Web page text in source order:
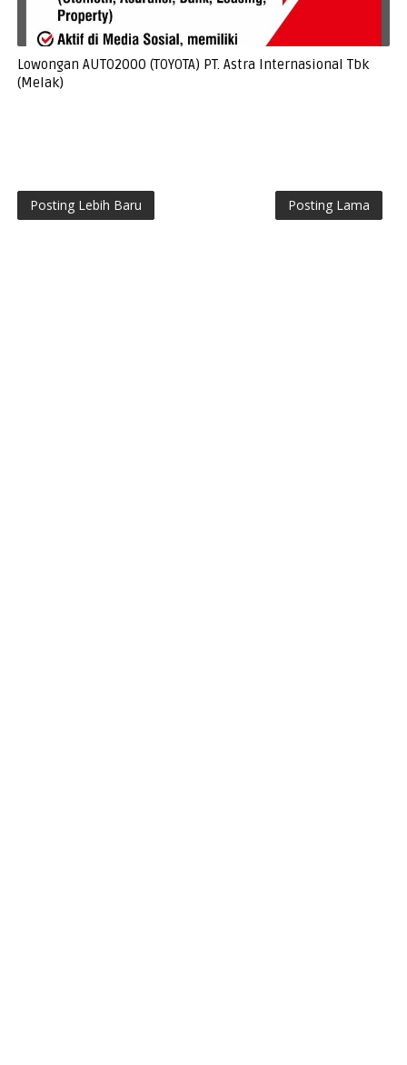
Lowongan AUTO2000 (TOYOTA) PT. Astra Internasional Tbk
(Melak)
Posting Lebih Baru Posting Lama